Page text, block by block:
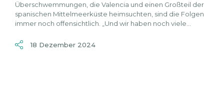
Überschwemmungen, die Valencia und einen Großteil der
spanischen Mittelmeerküste heimsuchten, sind die Folgen
immer noch offensichtlich. „Und wir haben noch viele...
18 Dezember 2024